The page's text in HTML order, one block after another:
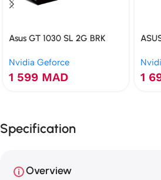
Asus GT 1030 SL 2G BRK
Nvidia Geforce
1 599 MAD 1
Specification
Overview